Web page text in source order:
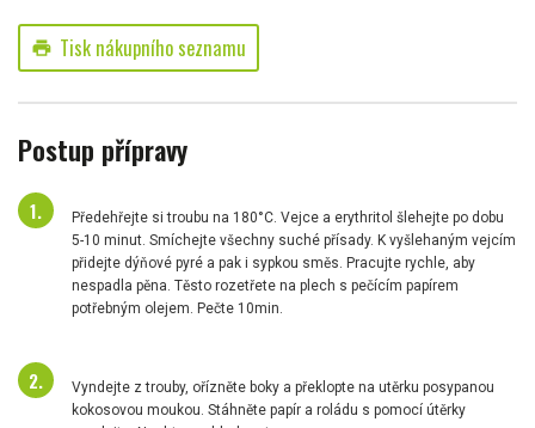
print Tisk nákupního seznamu
Postup přípravy
Předehřejte si troubu na 180°C. Vejce a erythritol šlehejte po dobu
5-10 minut. Smíchejte všechny suché přísady. K vyšlehaným vejcím
přidejte dýňové pyré a pak i sypkou směs. Pracujte rychle, aby
nespadla pěna. Těsto rozetřete na plech s pečícím papírem
potřebným olejem. Pečte 10min.
Vyndejte z trouby, ořízněte boky a překlopte na utěrku posypanou
kokosovou moukou. Stáhněte papír a roládu s pomocí útěrky